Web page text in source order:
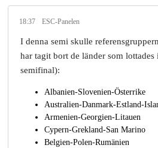
18:37 ESC-Panelen
I denna semi skulle
har tagit bort de länder som
semifinal):
Albanien-Slovenien-Österrike
Australien-Danmark-Estland-
Armenien-Georgien-Litauen
Cypern-Grekland-San Marino
Belgien-Polen-Rumänien